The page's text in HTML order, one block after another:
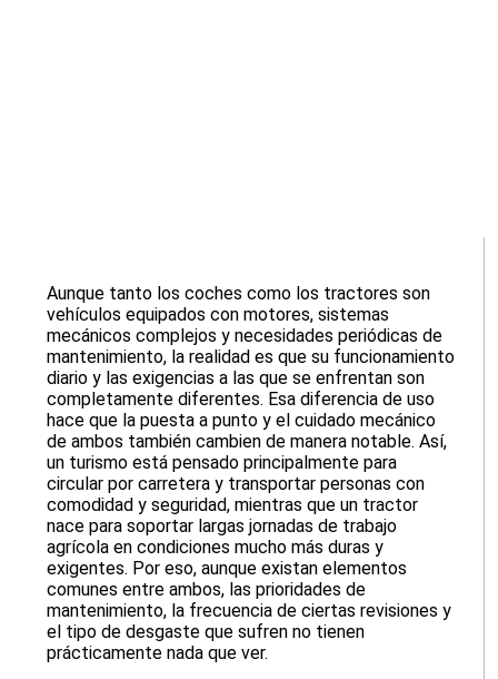
Aunque tanto los coches como los tractores son
vehículos equipados con motores, sistemas
mecánicos complejos y necesidades periódicas de
mantenimiento, la realidad es que su funcionamiento
diario y las exigencias a las que se enfrentan son
completamente diferentes. Esa diferencia de uso
hace que la puesta a punto y el cuidado mecánico
de ambos también cambien de manera notable. Así,
un turismo está pensado principalmente para
circular por carretera y transportar personas con
comodidad y seguridad, mientras que un tractor
nace para soportar largas jornadas de trabajo
agrícola en condiciones mucho más duras y
exigentes. Por eso, aunque existan elementos
comunes entre ambos, las prioridades de
mantenimiento, la frecuencia de ciertas revisiones y
el tipo de desgaste que sufren no tienen
prácticamente nada que ver.